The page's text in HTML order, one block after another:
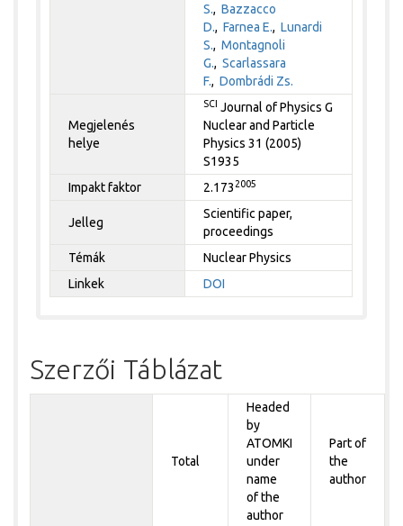
S.,Bazzacco
D.,Farnea E.,Lunardi
S.,Montagnoli
G.,Scarlassara
F.,Dombrádi Zs.
Megjelenés
helye
SCI Journal of Physics G
Nuclear and Particle
Physics 31 (2005)
S1935
Impakt faktor
2.173 2005
Jelleg
Scientific paper,
proceedings
Témák
Nuclear Physics
Linkek
DOI
Szerzői Táblázat
Total
Headed
by
ATOMKI
under
name
of the
author
Part of
the
author